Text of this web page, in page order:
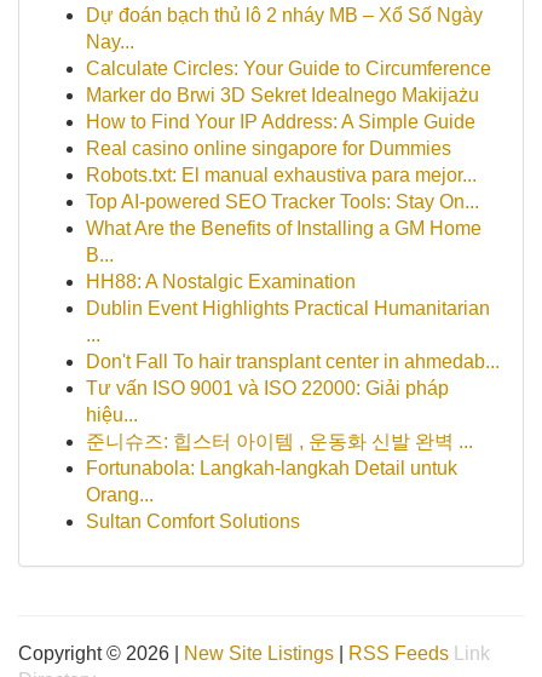
Dự đoán bạch thủ lô 2 nháy MB – Xổ Số Ngày
Nay...
Calculate Circles: Your Guide to Circumference
Marker do Brwi 3D Sekret Idealnego Makijażu
How to Find Your IP Address: A Simple Guide
Real casino online singapore for Dummies
Robots.txt: El manual exhaustiva para mejor...
Top AI-powered SEO Tracker Tools: Stay On...
What Are the Benefits of Installing a GM Home
B...
HH88: A Nostalgic Examination
Dublin Event Highlights Practical Humanitarian
...
Don't Fall To hair transplant center in ahmedab...
Tư vấn ISO 9001 và ISO 22000: Giải pháp
hiệu...
준니슈즈: 힙스터 아이템 , 운동화 신발 완벽 ...
Fortunabola: Langkah-langkah Detail untuk
Orang...
Sultan Comfort Solutions
Copyright © 2026 | New Site Listings RSS Feeds
Link